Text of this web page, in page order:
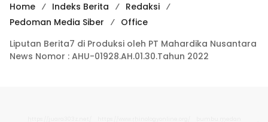
Home Indeks Berita
Redaksi
Pedoman Media Siber
Office
Liputan Berita7 di Produksi oleh PT Mahardika Nusantara
News Nomor : AHU-01928.AH.01.30.Tahun 2022